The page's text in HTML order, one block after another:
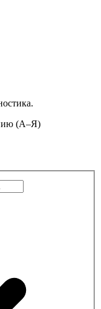
(A–Я)